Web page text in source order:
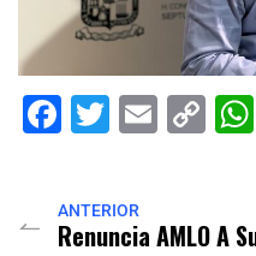
Facebook
Twitter
Email
ANTERIOR
Renuncia AMLO A